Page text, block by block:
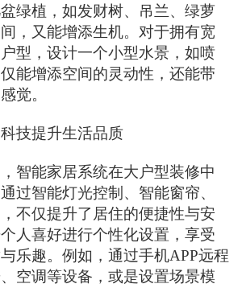
绿植，如发财树、吊兰、绿萝
，又能增添生机。对于拥有宽
型，设计一个小型水景，如喷
能增添空间的灵动性，还能带
觉。
技提升生活品质
智能家居系统在大户型装修中
过智能灯光控制、智能窗帘、
不仅提升了居住的便捷性与安
人喜好进行个性化设置，享受
乐趣。例如，通过手机APP远程
空调等设备，或是设置场景模